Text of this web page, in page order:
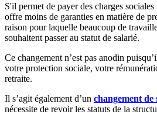
S'il permet de payer des charges
offre moins de garanties en matière de
raison pour laquelle beaucoup de
souhaitent passer au statut de salarié.
Ce changement n’est pas anodin
votre protection sociale, votre
retraite.
Il s’agit également d’un changement
nécessite de revoir les statuts de la